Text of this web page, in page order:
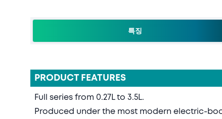
특징
PRODUCT FEATURES
Full series from 0.27L to 3.5L.
Produced under the most modern electric-